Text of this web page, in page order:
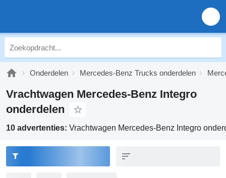
Onderdelen Mercedes-Benz Trucks onderdelen
Vrachtwagen Mercedes-Benz Integro
onderdelen
10 advertenties: Vrachtwagen Mercedes-Benz Integro